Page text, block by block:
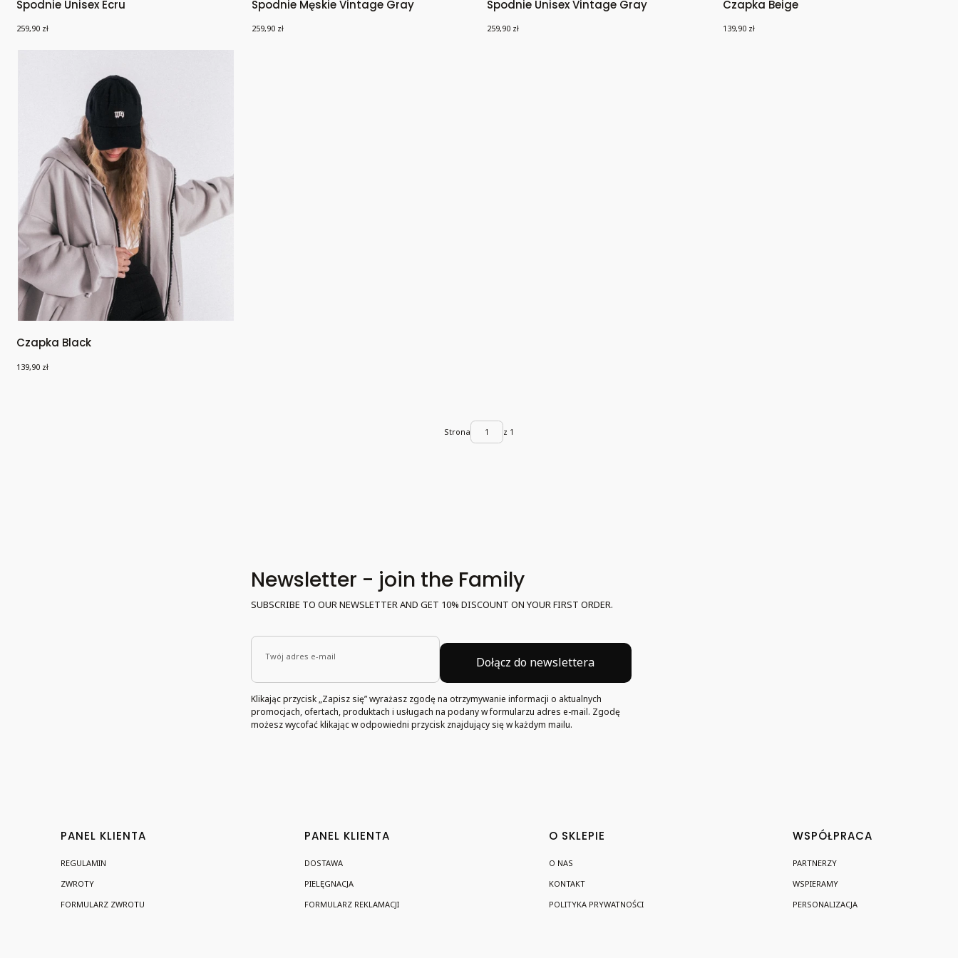
Spodnie Unisex Ecru
Cena
259,90 zł
Spodnie Męskie Vintage Gray
Cena
259,90 zł
Spodnie Unisex Vintage Gray
Cena
259,90 zł
Czapka Beige
Cena
139,90 zł
Czapka Black
Cena
139,90 zł
Strona z 1
Newsletter - join the Family
SUBSCRIBE TO OUR NEWSLETTER AND GET 10% DISCOUNT ON YOUR FIRST ORDER.
Twój adres e-mail Dołącz do newslettera
Klikając przycisk „Zapisz się” wyrażasz zgodę na otrzymywanie informacji o aktualnych
promocjach, ofertach, produktach i usługach na podany w formularzu adres e-mail. Zgodę
możesz wycofać klikając w odpowiedni przycisk znajdujący się w każdym mailu.
Linki w stopce
PANEL KLIENTA
REGULAMIN
ZWROTY
FORMULARZ ZWROTU
PANEL KLIENTA
DOSTAWA
PIELĘGNACJA
FORMULARZ REKLAMACJI
O SKLEPIE
O NAS
KONTAKT
POLITYKA PRYWATNOŚCI
WSPÓŁPRACA
PARTNERZY
WSPIERAMY
PERSONALIZACJA